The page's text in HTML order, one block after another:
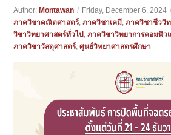
Author: Montawan / Friday, December 6, 2024 /
ภาควิชาคณิตศาสตร์,ภาควิชาเคมี,ภาควิชาชีววิ
วิชาวิทยาศาสตร์ทั่วไป ,ภาควิชาวิทยาการคอมพิว
ภาควิชาวัสดุศาสตร์,ศูนย์วิทยาศาสตรศึกษา